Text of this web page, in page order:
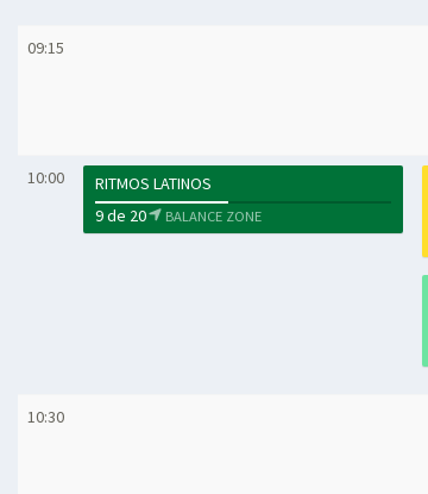
09:15
10:00
RITMOS LATINOS
9 de 20
BALANCE ZONE
10:30